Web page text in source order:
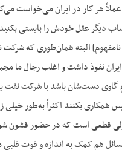
هر کار در ایران می‌خواست
دیگر عقل خودش را بایستی
البته همان‌طوری که
ایران نفوذ داشت و اغلب رجال ما
دست‌شان باشد با شرکت نفت
همکاری بکنند اکثراً به‌طور خیلی
قطعی است که در حضور قشون
هم کمک به اندازه و قوت